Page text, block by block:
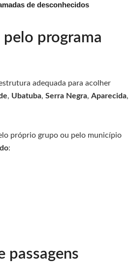
de desconhecidos
programa
adequada para acolher
, Ubatuba, Serra Negra, Aparecida,
próprio grupo ou pelo município
:
passagens